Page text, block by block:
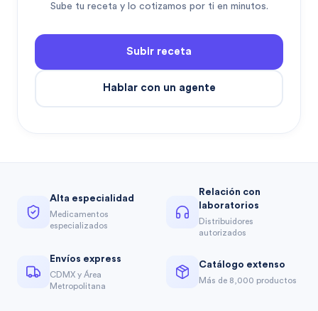
Sube tu receta y lo cotizamos por ti en minutos.
Subir receta
Hablar con un agente
Alta especialidad
Medicamentos
especializados
Relación con
laboratorios
Distribuidores
autorizados
Envíos express
CDMX y Área
Metropolitana
Catálogo extenso
Más de 8,000 productos